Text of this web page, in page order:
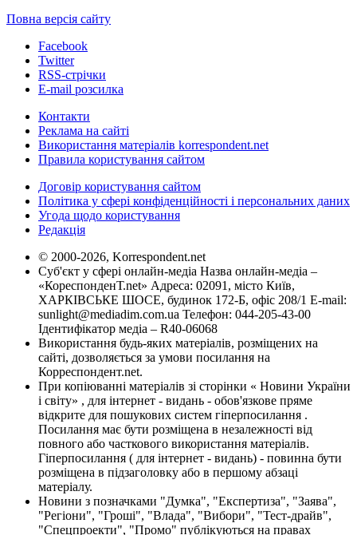
Повна версія сайту
Facebook
Twitter
RSS-стрічки
E-mail розсилка
Контакти
Реклама на сайті
Використання матеріалів korrespondent.net
Правила користування сайтом
Договір користування сайтом
Політика у сфері конфіденційності і персональних даних
Угода щодо користування
Редакція
© 2000-2026, Korrespondent.net
Суб'єкт у сфері онлайн-медіа Назва онлайн-медіа –
«КореспонденТ.net» Адреса: 02091, місто Київ,
ХАРКІВСЬКЕ ШОСЕ, будинок 172-Б, офіс 208/1 E-mail:
sunlight@mediadim.com.ua Телефон: 044-205-43-00
Ідентифікатор медіа – R40-06068
Використання будь-яких матеріалів, розміщених на
сайті, дозволяється за умови посилання на
Корреспондент.net.
При копіюванні матеріалів зі сторінки « Новини України
і світу» , для інтернет - видань - обов'язкове пряме
відкрите для пошукових систем гіперпосилання .
Посилання має бути розміщена в незалежності від
повного або часткового використання матеріалів.
Гіперпосилання ( для інтернет - видань) - повинна бути
розміщена в підзаголовку або в першому абзаці
матеріалу.
Новини з позначками "Думка", "Експертиза", "Заява",
"Регіони", "Гроші", "Влада", "Вибори", "Тест-драйв",
"Спецпроекти", "Промо" публікуються на правах